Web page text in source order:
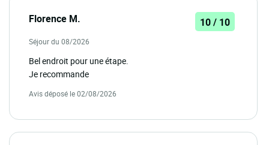
Florence M. 10 / 10
Séjour du 08/2026
Bel endroit pour une étape.
Je recommande
Avis déposé le 02/08/2026